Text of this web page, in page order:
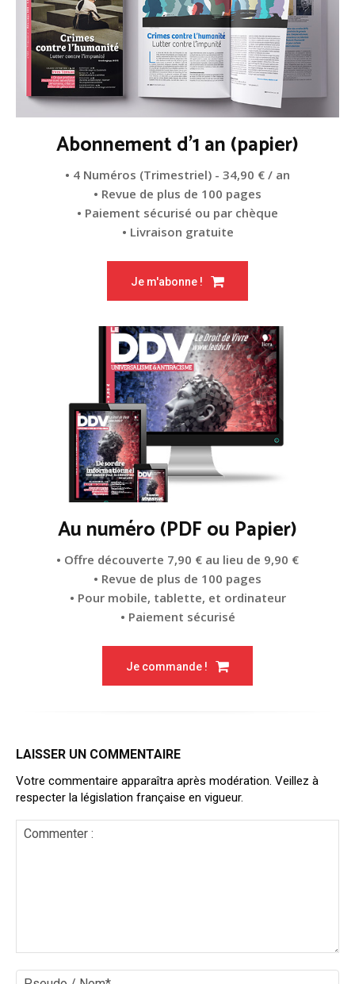
Abonnement d'1 an (papier)
• 4 Numéros (Trimestriel) - 34,90 € / an
• Revue de plus de 100 pages
• Paiement sécurisé ou par chèque
• Livraison gratuite
Je m'abonne !
Au numéro (PDF ou Papier)
• Offre découverte 7,90 € au lieu de 9,90 €
• Revue de plus de 100 pages
• Pour mobile, tablette, et ordinateur
• Paiement sécurisé
Je commande !
LAISSER UN COMMENTAIRE
Votre commentaire apparaîtra après modération. Veillez à
respecter la législation française en vigueur.